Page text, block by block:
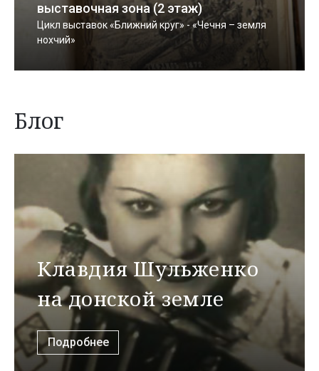
выставочная зона (2 этаж)
Цикл выставок «Ближний круг» - «Чечня – земля
нохчий»
Блог
Клавдия Шульженко
на донской земле
Подробнее